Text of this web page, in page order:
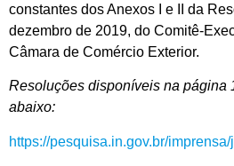
constantes dos Anexos I e II da
dezembro de 2019, do Comitê-
Câmara de Comércio Exterior.
Resoluções disponíveis na página
abaixo:
https://pesquisa.in.gov.br/